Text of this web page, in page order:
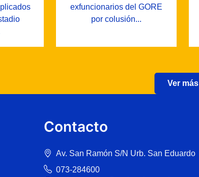
exfuncionarios del GORE
por colusión...
Ver más
Contacto
Av. San Ramón S/N Urb. San Eduardo
073-284600